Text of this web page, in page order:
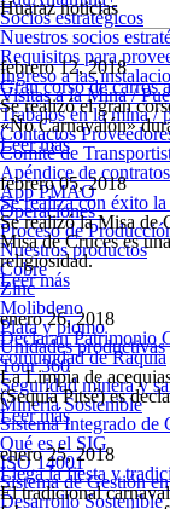
Socios estratégicos
Nuestros socios
Requisitos para
Ingreso a las
Visitas a la Mina /
Trabajos en la mina /
Contactos
Comité de
Apéndice de contratos
App PMAO
Operaciones
Proceso de
Nuestros productos
Cobre
Zinc
Molibdeno
Plata y plomo
Unidades productivas
Tour 360
Seguridad minera y
Minería Sostenible
Sistema Integrado de
Qué es el SIG
ISO 14001
Sistema de Gestión
Desarrollo
Huaraz noticias
febrero 12, 2018
Gran corso de carros
Se realizó el gran
«Ño Carnavalón»
Leer más
febrero 05, 2018
Se realiza con éxito
Se realizó la Misa de
Misa de Cruces es
religiosidad.
Leer más
enero 26, 2018
Declaran Patrimonio
comunidad de Raquia
La Limpia de
(Sequía Pitsé) es
Leer más
enero 25, 2018
Llega la fiesta y
El tradicional